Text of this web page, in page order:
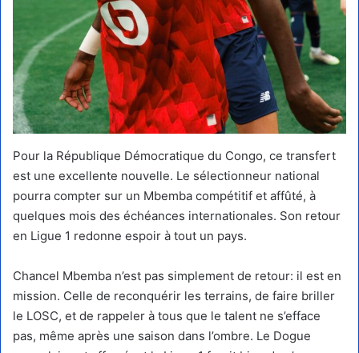
Pour la République Démocratique du Congo, ce transfert
est une excellente nouvelle. Le sélectionneur national
pourra compter sur un Mbemba compétitif et affûté, à
quelques mois des échéances internationales. Son retour
en Ligue 1 redonne espoir à tout un pays.
Chancel Mbemba n’est pas simplement de retour: il est en
mission. Celle de reconquérir les terrains, de faire briller
le LOSC, et de rappeler à tous que le talent ne s’efface
pas, même après une saison dans l’ombre. Le Dogue